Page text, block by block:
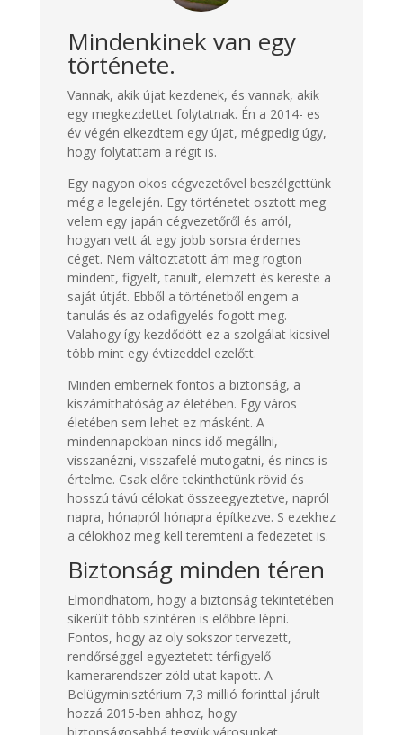
Mindenkinek van egy
története.
Vannak, akik újat kezdenek, és vannak, akik
egy megkezdettet folytatnak. Én a 2014- es
év végén elkezdtem egy újat, mégpedig úgy,
hogy folytattam a régit is.
Egy nagyon okos cégvezetővel beszélgettünk
még a legelején. Egy történetet osztott meg
velem egy japán cégvezetőről és arról,
hogyan vett át egy jobb sorsra érdemes
céget. Nem változtatott ám meg rögtön
mindent, figyelt, tanult, elemzett és kereste a
saját útját. Ebből a történetből engem a
tanulás és az odafigyelés fogott meg.
Valahogy így kezdődött ez a szolgálat kicsivel
több mint egy évtizeddel ezelőtt.
Minden embernek fontos a biztonság, a
kiszámíthatóság az életében. Egy város
életében sem lehet ez másként. A
mindennapokban nincs idő megállni,
visszanézni, visszafelé mutogatni, és nincs is
értelme. Csak előre tekinthetünk rövid és
hosszú távú célokat összeegyeztetve, napról
napra, hónapról hónapra építkezve. S ezekhez
a célokhoz meg kell teremteni a fedezetet is.
Biztonság minden téren
Elmondhatom, hogy a biztonság tekintetében
sikerült több színtéren is előbbre lépni.
Fontos, hogy az oly sokszor tervezett,
rendőrséggel egyeztetett térfigyelő
kamerarendszer zöld utat kapott. A
Belügyminisztérium 7,3 millió forinttal járult
hozzá 2015-ben ahhoz, hogy